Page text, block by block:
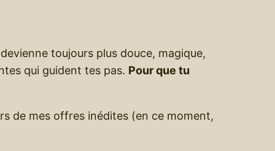
toujours plus douce, magique,
qui guident tes pas. Pour que tu
de mes offres inédites (en ce moment,